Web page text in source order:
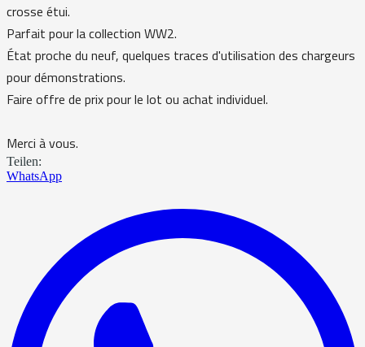
crosse étui.
Parfait pour la collection WW2.
État proche du neuf, quelques traces d'utilisation des chargeurs
pour démonstrations.
Faire offre de prix pour le lot ou achat individuel.
Merci à vous.
Teilen:
WhatsApp